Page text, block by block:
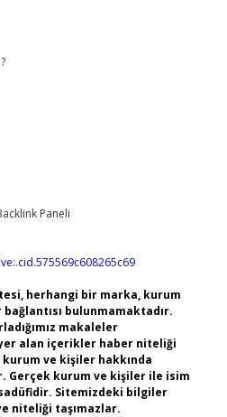
herhangi bir marka, kurum
bulunmamaktadır.
makaleler
alan içerikler haber niteliği
ve kişiler hakkında
Gerçek kurum ve kişiler ile isim
Sitemizdeki bilgiler
niteliği taşımazlar.